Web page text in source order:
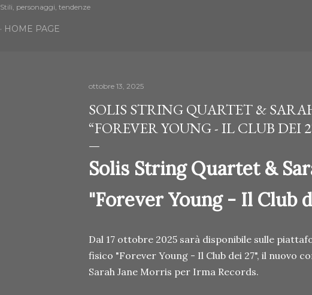
Stili, personaggi, tendenze
HOME PAGE
ottobre 13, 2025
SOLIS STRING QUARTET &
“FOREVER YOUNG - IL CLUB DEI
Solis String Quartet &
"Forever Young - Il Club
Dal 17 ottobre 2025 sarà disponibile sulle
fisico "Forever Young - Il Club dei 27", il nuovo
Sarah Jane Morris per Irma Records.